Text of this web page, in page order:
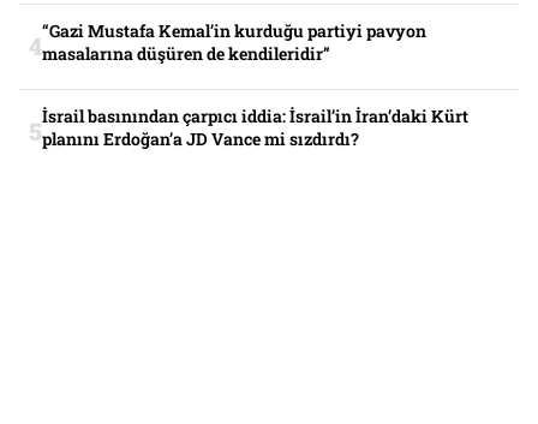
“Gazi Mustafa Kemal’in kurduğu partiyi pavyon
masalarına düşüren de kendileridir”
İsrail basınından çarpıcı iddia: İsrail’in İran’daki Kürt
planını Erdoğan’a JD Vance mi sızdırdı?